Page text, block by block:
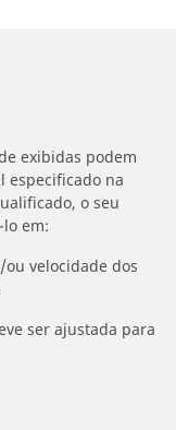
exibidas podem
na
o seu
em:
velocidade dos
ser ajustada para